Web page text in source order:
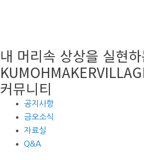
건
너
뛰
내 머리속 상상을 실현
커뮤니티
공지사항
금오소식
자료실
Q&A